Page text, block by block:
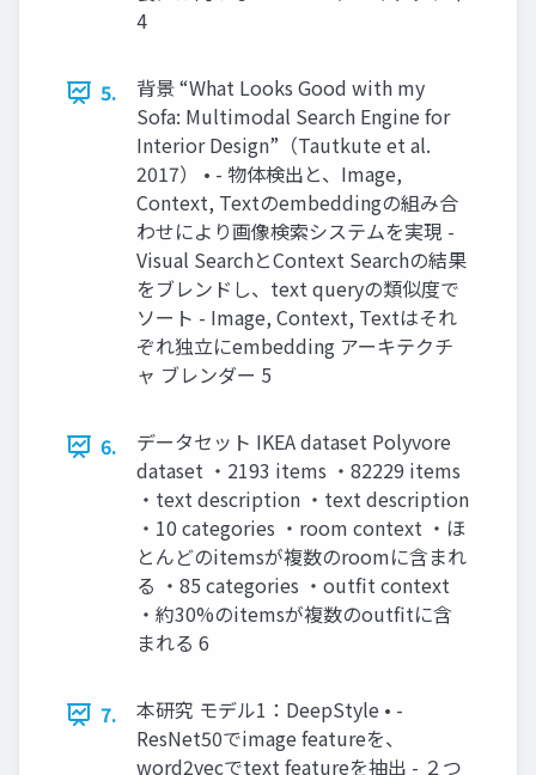
4
5.
背景 “What Looks Good with my
Sofa: Multimodal Search Engine for
Interior Design”（Tautkute et al.
2017） • - 物体検出と、Image,
Context, Textのembeddingの組み合
わせにより画像検索システムを実現 -
Visual SearchとContext Searchの結果
をブレンドし、text queryの類似度で
ソート - Image, Context, Textはそれ
ぞれ独立にembedding アーキテクチ
ャ ブレンダー 5
6.
データセット IKEA dataset Polyvore
dataset ・2193 items ・82229 items
・text description ・text description
・10 categories ・room context ・ほ
とんどのitemsが複数のroomに含まれ
る ・85 categories ・outfit context
・約30%のitemsが複数のoutfitに含
まれる 6
7.
本研究 モデル1：DeepStyle • -
ResNet50でimage featureを、
word2vecでtext featureを抽出 - ２つ